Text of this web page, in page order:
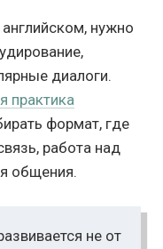
нужно
диалоги.
практика
формат, где
работа над
общения.
не от